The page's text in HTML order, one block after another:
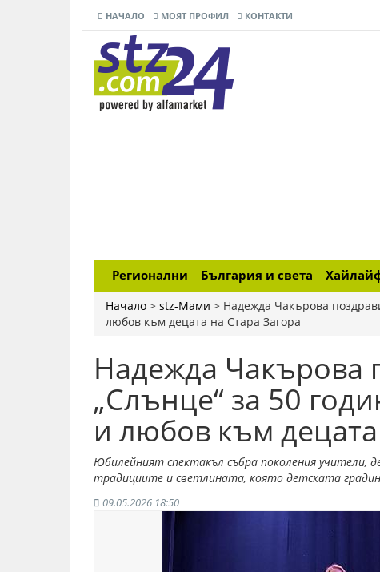
НАЧАЛО МОЯТ ПРОФИЛ КОНТАКТИ
Регионални България и света
Начало > stz-Мами > Надежда Чакърова
любов към децата на Стара Загора
Надежда Чакърова
„Слънце“ за 50
и любов към
Юбилейният спектакъл събра поколения учители,
традициите и светлината, която детската
09.05.2026 18:50